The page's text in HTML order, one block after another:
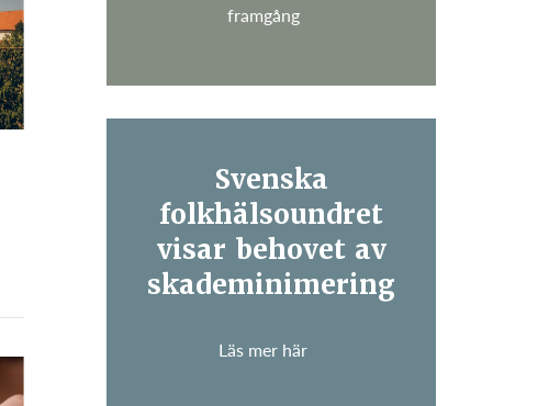
framgång
Svenska
folkhälsoundret
visar behovet av
skademinimering
Läs mer här